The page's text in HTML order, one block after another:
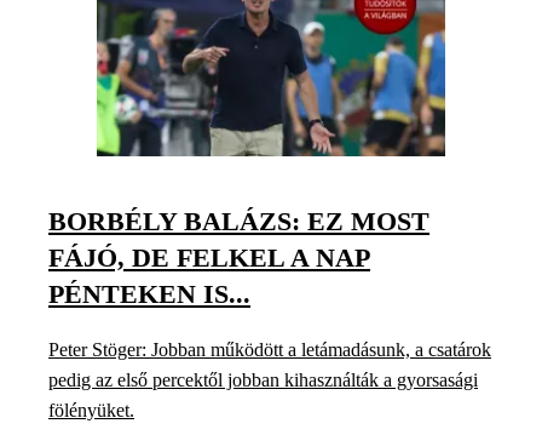
BORBÉLY BALÁZS: EZ MOST
FÁJÓ, DE FELKEL A NAP
PÉNTEKEN IS...
Peter Stöger: Jobban működött a letámadásunk, a csatárok
pedig az első percektől jobban kihasználták a gyorsasági
fölényüket.